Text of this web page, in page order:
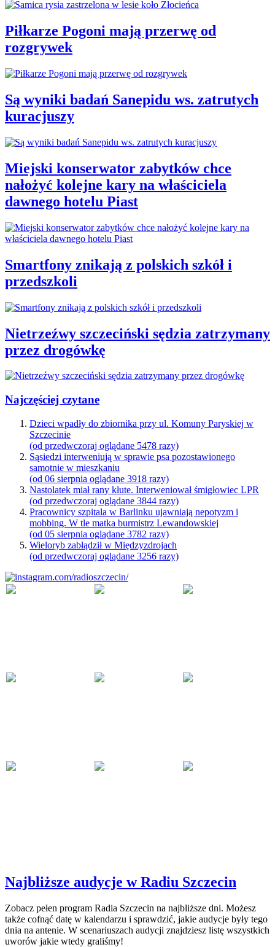
Piłkarze Pogoni mają przerwę od
rozgrywek
Są wyniki badań Sanepidu ws. zatrutych
kuracjuszy
Miejski konserwator zabytków chce
nałożyć kolejne kary na właściciela
dawnego hotelu Piast
Smartfony znikają z polskich szkół i
przedszkoli
Nietrzeźwy szczeciński sędzia zatrzymany
przez drogówkę
Najczęściej czytane
Dzieci wpadły do zbiornika przy ul. Komuny Paryskiej w
Szczecinie
(od przedwczoraj oglądane 5478 razy)
Sąsiedzi interweniują w sprawie psa pozostawionego
samotnie w mieszkaniu
(od 06 sierpnia oglądane 3918 razy)
Nastolatek miał rany kłute. Interweniował śmigłowiec LPR
(od przedwczoraj oglądane 3844 razy)
Pracownicy szpitala w Barlinku ujawniają nepotyzm i
mobbing. W tle matka burmistrz Lewandowskiej
(od 05 sierpnia oglądane 3782 razy)
Wieloryb zabłądził w Międzyzdrojach
(od przedwczoraj oglądane 3256 razy)
Najbliższe audycje w Radiu Szczecin
Zobacz pełen program Radia Szczecin na najbliższe dni. Możesz
także cofnąć datę w kalendarzu i sprawdzić, jakie audycje były tego
dnia na antenie. W scenariuszach audycji znajdziesz listę wszystkich
uworów jakie wtedy graliśmy!